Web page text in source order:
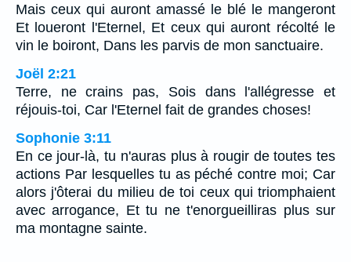
Mais ceux qui auront amassé le blé le mangeront
Et loueront l'Eternel, Et ceux qui auront récolté le
vin le boiront, Dans les parvis de mon sanctuaire.
Joël 2:21
Terre, ne crains pas, Sois dans l'allégresse et
réjouis-toi, Car l'Eternel fait de grandes choses!
Sophonie 3:11
En ce jour-là, tu n'auras plus à rougir de toutes tes
actions Par lesquelles tu as péché contre moi; Car
alors j'ôterai du milieu de toi ceux qui triomphaient
avec arrogance, Et tu ne t'enorgueilliras plus sur
ma montagne sainte.